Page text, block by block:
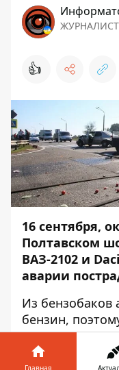
ЖУРНАЛИСТ
👍
16 сентября,
Полтавском
ВАЗ-2102 и
аварии
Из бензобаков
бензин,
бригаду ГСЧС.
Главная